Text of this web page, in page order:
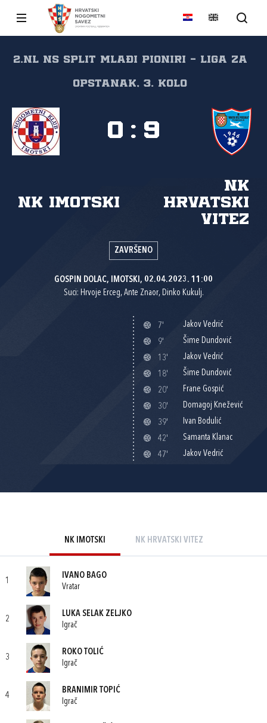
2.NL NS Split Mlađi pioniri - Liga za
opstanak, 3. kolo
NK Imotski
NK
Hrvatski
vitez
0 : 9
ZAVRŠENO
GOSPIN DOLAC, IMOTSKI, 02.04.2023. 11:00
Suci: Hrvoje Erceg, Ante Znaor, Dinko Kukulj.
7'
Jakov Vedrić
9'
Šime Dundović
13'
Jakov Vedrić
18'
Šime Dundović
20'
Frane Gospić
30'
Domagoj Knežević
39'
Ivan Bodulić
42'
Samanta Klanac
47'
Jakov Vedrić
NK IMOTSKI NK HRVATSKI VITEZ
1
IVANO BAGO
Vratar
2
LUKA SELAK ZELJKO
Igrač
3
ROKO TOLIĆ
Igrač
4
BRANIMIR TOPIĆ
Igrač